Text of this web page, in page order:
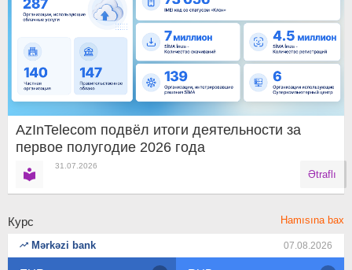
AzInTelecom подвёл итоги деятельности за
первое полугодие 2026 года
31.07.2026
Ətraflı
Курс Hamısına bax
Mərkəzi bank 07.08.2026